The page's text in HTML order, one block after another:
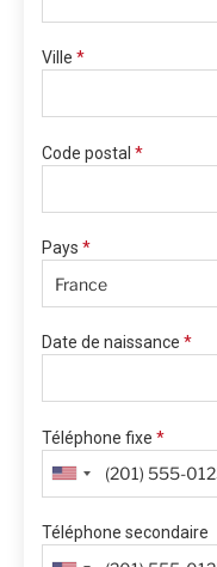
Ville *
Code postal *
Pays *
Date de naissance *
Téléphone fixe *
Téléphone secondaire